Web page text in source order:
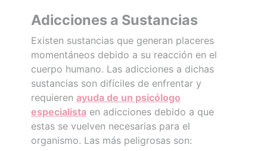
Adicciones a Sustancias
Existen sustancias que generan placeres
momentáneos debido a su reacción en el
cuerpo humano. Las adicciones a dichas
sustancias son difíciles de enfrentar y
requieren ayuda de un psicólogo
especialista en adicciones debido a que
estas se vuelven necesarias para el
organismo. Las más peligrosas son: